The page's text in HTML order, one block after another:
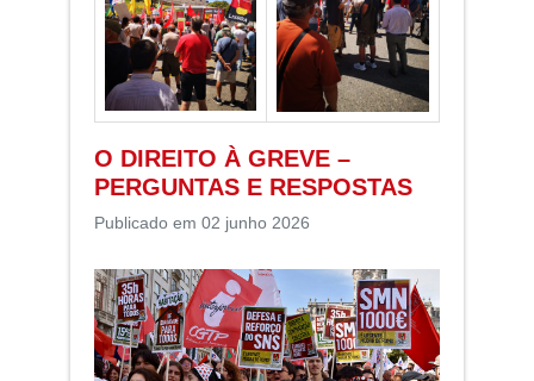
O DIREITO À GREVE –
PERGUNTAS E RESPOSTAS
Publicado em 02 junho 2026